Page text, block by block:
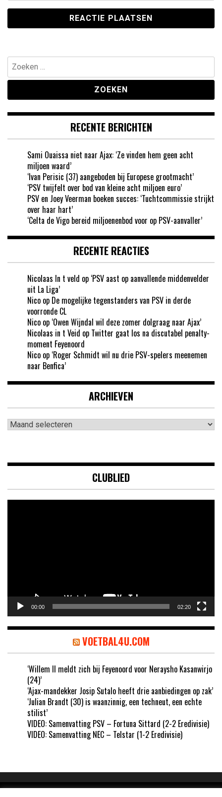
Zoeken
naar:
RECENTE BERICHTEN
Sami Ouaissa niet naar Ajax: ‘Ze vinden hem geen acht
miljoen waard’
‘Ivan Perisic (37) aangeboden bij Europese grootmacht’
‘PSV twijfelt over bod van kleine acht miljoen euro’
PSV en Joey Veerman boeken succes: ‘Tuchtcommissie strijkt
over haar hart’
‘Celta de Vigo bereid miljoenenbod voor op PSV-aanvaller’
RECENTE REACTIES
Nicolaas In t veld op ‘PSV aast op aanvallende middenvelder
uit La Liga’
Nico op De mogelijke tegenstanders van PSV in derde
voorronde CL
Nico op ‘Owen Wijndal wil deze zomer dolgraag naar Ajax’
Nicolaas in t Veid op Twitter gaat los na discutabel penalty-
moment Feyenoord
Nico op ‘Roger Schmidt wil nu drie PSV-spelers meenemen
naar Benfica’
ARCHIEVEN
Archieven
CLUBLIED
00:00 02:20
VOETBAL4U.COM
‘Willem II meldt zich bij Feyenoord voor Neraysho Kasanwirjo
(24)’
‘Ajax-mandekker Josip Sutalo heeft drie aanbiedingen op zak’
‘Julian Brandt (30) is waanzinnig, een techneut, een echte
stilist’
VIDEO: Samenvatting PSV – Fortuna Sittard (2-2 Eredivisie)
VIDEO: Samenvatting NEC – Telstar (1-2 Eredivisie)